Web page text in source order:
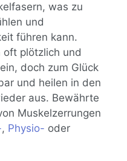
was zu
und
führen kann.
oft plötzlich und
doch zum Glück
und heilen in den
aus. Bewährte
Muskelzerrungen
, Physio- oder